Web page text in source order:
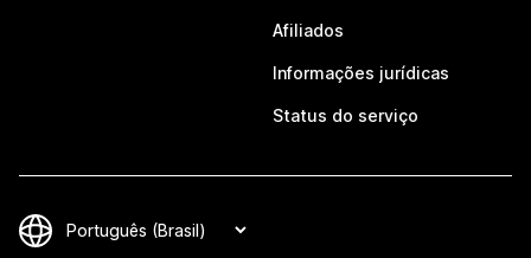
Afiliados
Informações jurídicas
Status do serviço